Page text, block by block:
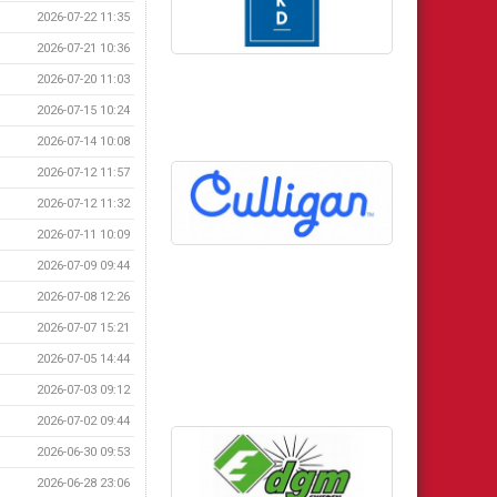
2026-07-22 11:35
2026-07-21 10:36
2026-07-20 11:03
2026-07-15 10:24
2026-07-14 10:08
2026-07-12 11:57
2026-07-12 11:32
2026-07-11 10:09
2026-07-09 09:44
2026-07-08 12:26
2026-07-07 15:21
2026-07-05 14:44
2026-07-03 09:12
2026-07-02 09:44
2026-06-30 09:53
2026-06-28 23:06